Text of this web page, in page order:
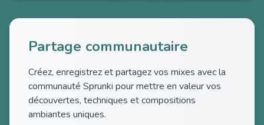
Partage communautaire
Créez, enregistrez et partagez vos mixes avec la
communauté Sprunki pour mettre en valeur vos
découvertes, techniques et compositions
ambiantes uniques.